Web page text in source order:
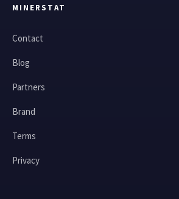
MINERSTAT
Contact
Blog
Partners
Brand
Terms
Privacy